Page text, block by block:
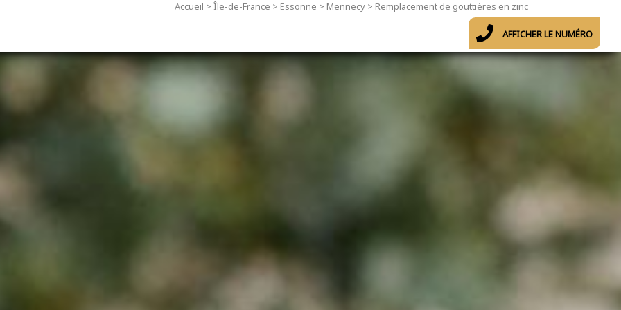
Accueil > Île-de-France > Essonne > Mennecy> Remplacement de gouttières en zinc
AFFICHER LE NUMÉRO